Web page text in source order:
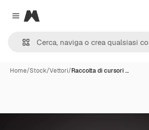
Close menu
Magnific
Home/Stock/Vettori/Raccolta di cursori …